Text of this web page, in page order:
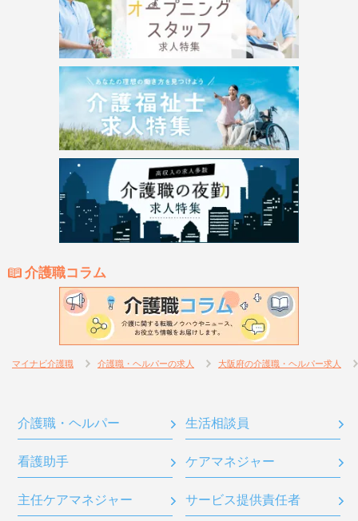
介護職コラム
マイナビ介護職 介護職・ヘルパーの求人 大阪府の介護職・ヘルパー求人
介護職・ヘルパー 生活相談員
看護助手 ケアマネジャー
主任ケアマネジャー サービス提供責任者